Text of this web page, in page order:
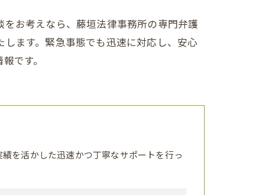
お考えなら、藤垣法律事務所の専門弁護
ます。緊急事態でも迅速に対応し、安心
です。
を活かした迅速かつ丁寧なサポートを行っ